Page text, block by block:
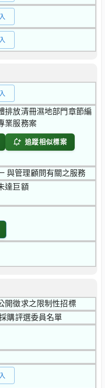
排放清冊濕地部門章節編
業服務案
追蹤相似標案
與管理顧問有關之服務
達巨額
開徵求之限制性招標
購評選委員名單